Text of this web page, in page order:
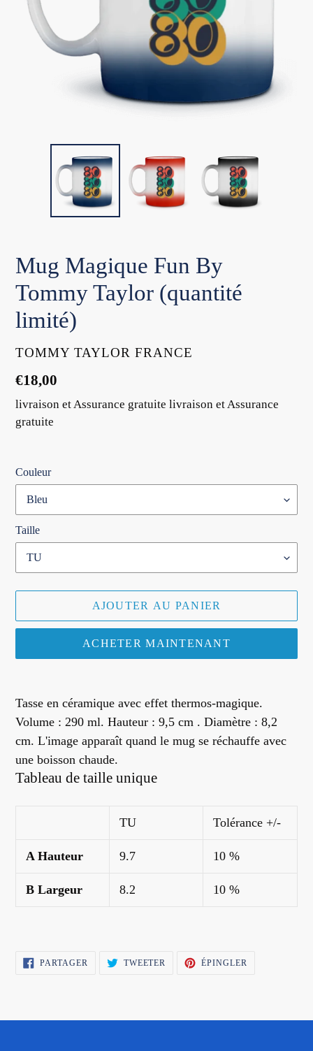
Mug Magique Fun By
Tommy Taylor (quantité
limité)
DISTRIBUTEUR
TOMMY TAYLOR FRANCE
Prix
normal
€18,00
livraison et Assurance gratuite livraison et Assurance
gratuite
Couleur
Taille
AJOUTER AU PANIER
ACHETER MAINTENANT
d'un
produit
panier
Tasse en céramique avec effet thermos-magique.
Volume : 290 ml. Hauteur : 9,5 cm . Diamètre : 8,2
cm. L'image apparaît quand le mug se réchauffe avec
une boisson chaude.
Tableau de taille unique
TU Tolérance +/-
A Hauteur 9.7 10 %
B Largeur 8.2 10 %
PARTAGER PARTAGERTWEETER TWEETERÉPINGLER